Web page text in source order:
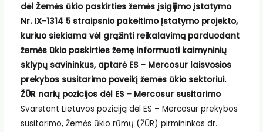
dėl Žemės ūkio paskirties žemės įsigijimo įstatymo
Nr. IX-1314 5 straipsnio pakeitimo įstatymo projekto,
kuriuo siekiama vėl grąžinti reikalavimą parduodant
žemės ūkio paskirties žemę informuoti kaimyninių
sklypų savininkus, aptarė ES – Mercosur laisvosios
prekybos susitarimo poveikį žemės ūkio sektoriui.
ŽŪR narių pozicijos dėl ES – Mercosur susitarimo
Svarstant Lietuvos poziciją dėl ES – Mercosur prekybos
susitarimo, Žemės ūkio rūmų (ŽŪR) pirmininkas dr.